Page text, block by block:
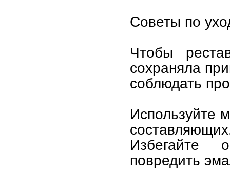
Советы по
Чтобы
сохраняла
соблюдать
Используйте
Избегайте
повредить